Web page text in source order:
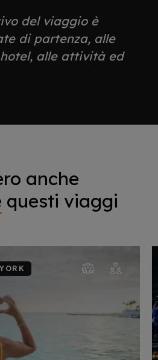
del viaggio è
di partenza, alle
alle attività ed
anche
questi viaggi